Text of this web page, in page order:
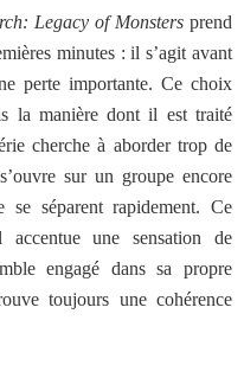
Legacy of Monstersprend
minutes : il s’agit avant
perte importante. Ce choix
la manière dont il est traité
cherche à aborder trop de
sur un groupe encore
séparent rapidement. Ce
une sensation de
engagé dans sa propre
toujours une cohérence